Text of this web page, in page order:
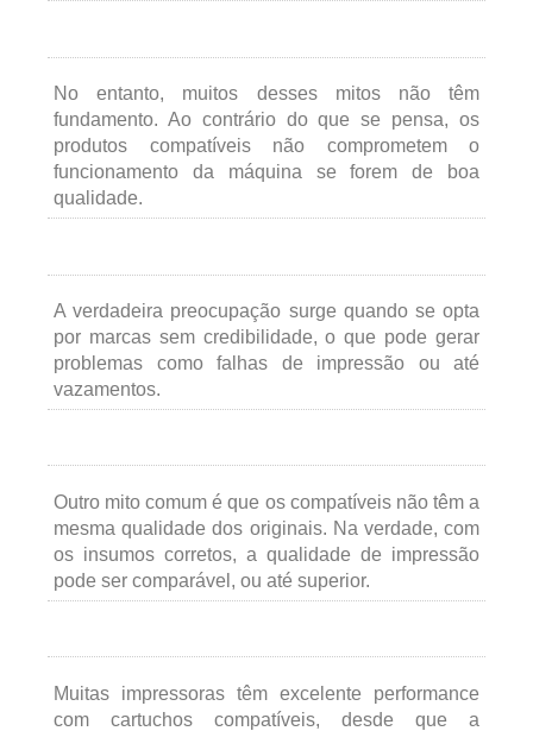
No entanto, muitos desses mitos não têm
fundamento. Ao contrário do que se pensa, os
produtos compatíveis não comprometem o
funcionamento da máquina se forem de boa
qualidade.
A verdadeira preocupação surge quando se opta
por marcas sem credibilidade, o que pode gerar
problemas como falhas de impressão ou até
vazamentos.
Outro mito comum é que os compatíveis não têm a
mesma qualidade dos originais. Na verdade, com
os insumos corretos, a qualidade de impressão
pode ser comparável, ou até superior.
Muitas impressoras têm excelente performance
com cartuchos compatíveis, desde que a